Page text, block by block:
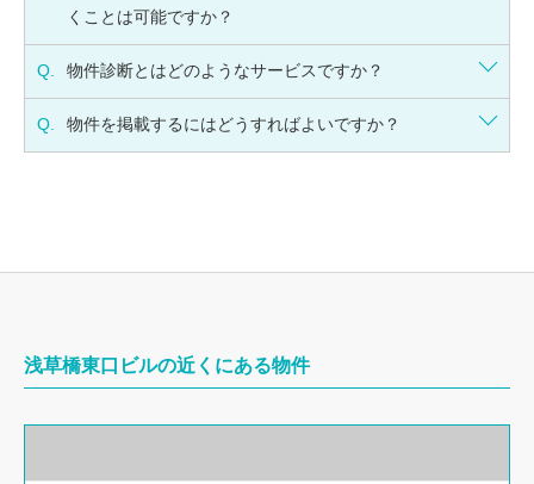
くことは可能ですか？
Q. 物件診断とはどのようなサービスですか？
Q. 物件を掲載するにはどうすればよいですか？
浅草橋東口ビルの近くにある物件